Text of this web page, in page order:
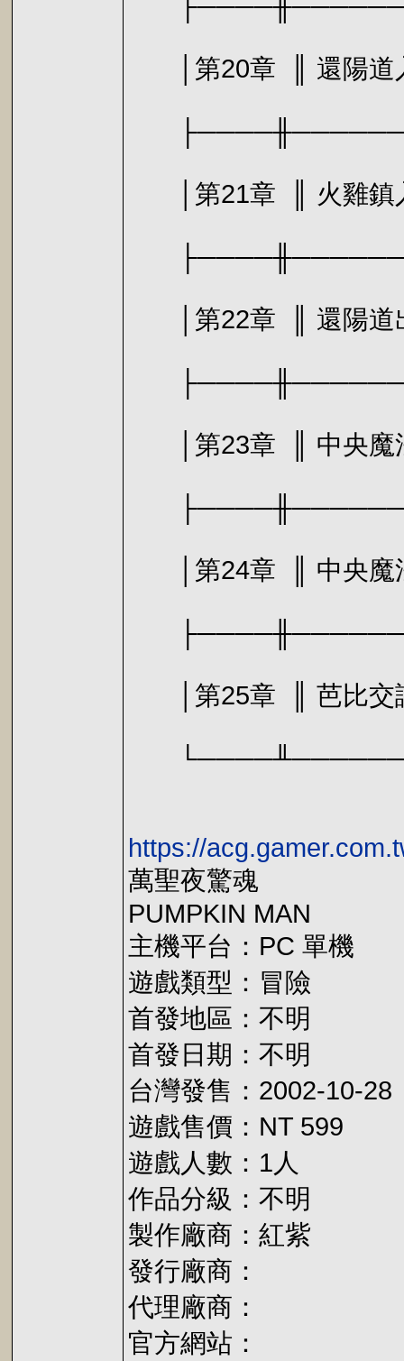
│第20章
│第21章 ║ 火雞鎮
│第22章
│第23章 ║
│第24章 ║ 中央魔
│第25章
https://
萬聖夜驚魂
PUMPKIN MAN
主機平台：PC 單機
遊戲類型：冒險
首發地區：不明
首發日期：不明
台灣發售：2002-10-28
遊戲售價：NT 599
遊戲人數：1人
作品分級：不明
製作廠商：紅紫
發行廠商：
代理廠商：
官方網站：